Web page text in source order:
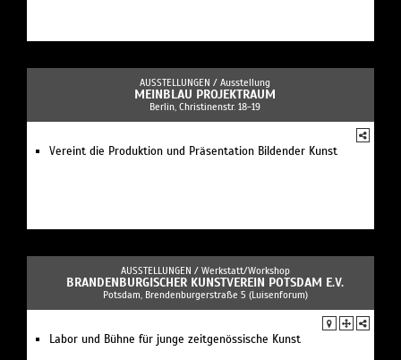
AUSSTELLUNGEN / Ausstellung
MEINBLAU PROJEKTRAUM
Berlin, Christinenstr. 18-19
Vereint die Produktion und Präsentation Bildender Kunst
AUSSTELLUNGEN / Werkstatt/Workshop
BRANDENBURGISCHER KUNSTVEREIN POTSDAM E.V.
Potsdam, Brendenburgerstraße 5 (Luisenforum)
Labor und Bühne für junge zeitgenössische Kunst